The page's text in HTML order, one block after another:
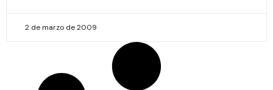
2 de marzo de 2009